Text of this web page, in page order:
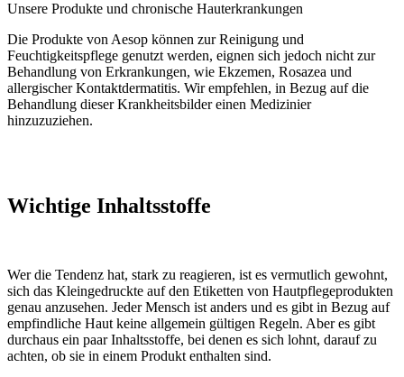
Unsere Produkte und chronische Hauterkrankungen
Die Produkte von Aesop können zur Reinigung und
Feuchtigkeitspflege genutzt werden, eignen sich jedoch nicht zur
Behandlung von Erkrankungen, wie Ekzemen, Rosazea und
allergischer Kontaktdermatitis. Wir empfehlen, in Bezug auf die
Behandlung dieser Krankheitsbilder einen Medizinier
hinzuzuziehen.
Wichtige Inhaltsstoffe
Wer die Tendenz hat, stark zu reagieren, ist es vermutlich gewohnt,
sich das Kleingedruckte auf den Etiketten von Hautpflegeprodukten
genau anzusehen. Jeder Mensch ist anders und es gibt in Bezug auf
empfindliche Haut keine allgemein gültigen Regeln. Aber es gibt
durchaus ein paar Inhaltsstoffe, bei denen es sich lohnt, darauf zu
achten, ob sie in einem Produkt enthalten sind.